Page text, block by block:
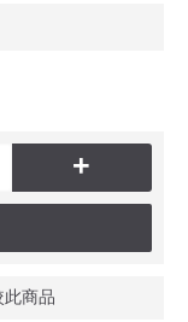
+
此商品